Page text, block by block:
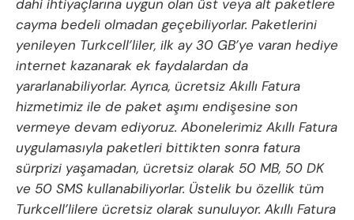
dahi ihtiyaçlarına uygun olan üst veya alt paketlere
cayma bedeli olmadan geçebiliyorlar. Paketlerini
yenileyen Turkcell’liler, ilk ay 30 GB’ye varan hediye
internet kazanarak ek faydalardan da
yararlanabiliyorlar. Ayrıca, ücretsiz Akıllı Fatura
hizmetimiz ile de paket aşımı endişesine son
vermeye devam ediyoruz. Abonelerimiz Akıllı Fatura
uygulamasıyla paketleri bittikten sonra fatura
sürprizi yaşamadan, ücretsiz olarak 50 MB, 50 DK
ve 50 SMS kullanabiliyorlar. Üstelik bu özellik tüm
Turkcell’lilere ücretsiz olarak sunuluyor. Akıllı Fatura